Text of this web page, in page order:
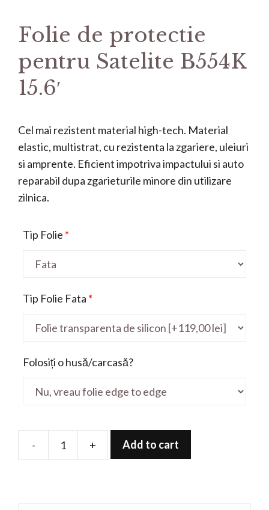
Folie de protectie
pentru Satelite B554K
15.6′
Cel mai rezistent material high-tech. Material
elastic, multistrat, cu rezistenta la zgariere, uleiuri
si amprente. Eficient impotriva impactului si auto
reparabil dupa zgarieturile minore din utilizare
zilnica.
Tip Folie *
Tip Folie Fata *
Folosiți o husă/carcasă?
-
Folie
+ Add to cart